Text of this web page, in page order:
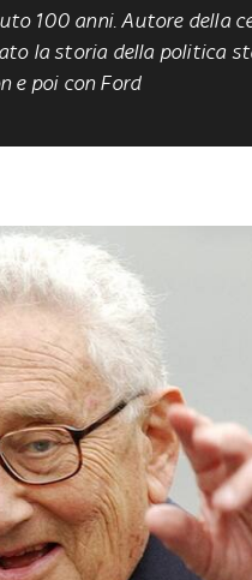
100 anni. Autore della
la storia della politica
e poi con Ford